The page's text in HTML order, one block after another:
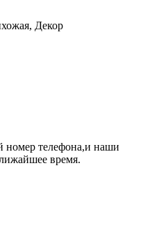
Декор
номер телефона,и наши
время.